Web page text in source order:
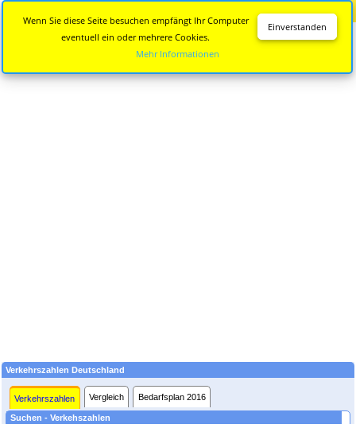
Verkehrszahlen Deutschland
Verkehrszahlen Vergleich Bedarfsplan 2016
Suchen - Verkehszahlen
Einverstanden
Wenn Sie diese Seite besuchen empfängt Ihr Computer
eventuell ein oder mehrere Cookies.
Mehr Informationen